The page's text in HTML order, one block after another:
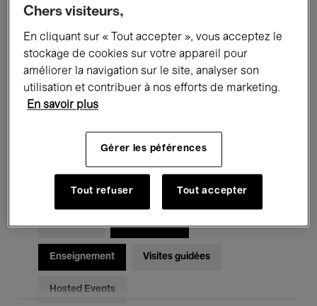
Tous les événements Concerts
Expositions Films Performances
Rencontres & Débats
Musique classique Global Music
Musique électronique
Pour tous Kids’ Palace
Enseignement Visites guidées
Hosted Events
Chers visiteurs,
En cliquant sur « Tout accepter », vous acceptez le
stockage de cookies sur votre appareil pour
améliorer la navigation sur le site, analyser son
utilisation et contribuer à nos efforts de marketing.
En savoir plus
Gérer les péférences
Tout refuser Tout accepter